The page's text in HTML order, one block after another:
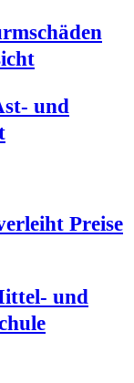
und
Prei­se
und